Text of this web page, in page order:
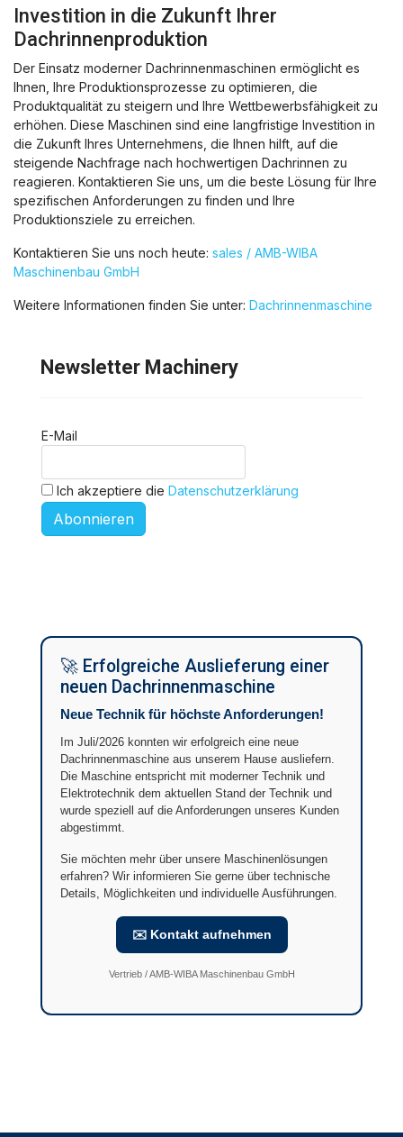
Investition in die Zukunft Ihrer
Dachrinnenproduktion
Der Einsatz moderner Dachrinnenmaschinen ermöglicht es
Ihnen, Ihre Produktionsprozesse zu optimieren, die
Produktqualität zu steigern und Ihre Wettbewerbsfähigkeit zu
erhöhen. Diese Maschinen sind eine langfristige Investition in
die Zukunft Ihres Unternehmens, die Ihnen hilft, auf die
steigende Nachfrage nach hochwertigen Dachrinnen zu
reagieren. Kontaktieren Sie uns, um die beste Lösung für Ihre
spezifischen Anforderungen zu finden und Ihre
Produktionsziele zu erreichen.
Kontaktieren Sie uns noch heute: sales / AMB-WIBA
Maschinenbau GmbH
Weitere Informationen finden Sie unter: Dachrinnenmaschine
Newsletter Machinery
E-Mail
Ich akzeptiere die Datenschutzerklärung
Abonnieren
🚀 Erfolgreiche Auslieferung einer
neuen Dachrinnenmaschine
Neue Technik für höchste Anforderungen!
Im Juli/2026 konnten wir erfolgreich eine neue
Dachrinnenmaschine aus unserem Hause ausliefern.
Die Maschine entspricht mit moderner Technik und
Elektrotechnik dem aktuellen Stand der Technik und
wurde speziell auf die Anforderungen unseres Kunden
abgestimmt.
Sie möchten mehr über unsere Maschinenlösungen
erfahren? Wir informieren Sie gerne über technische
Details, Möglichkeiten und individuelle Ausführungen.
✉️ Kontakt aufnehmen
Vertrieb / AMB-WIBA Maschinenbau GmbH